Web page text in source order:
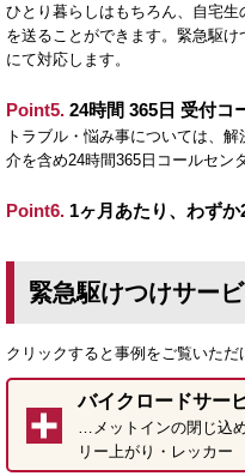
ひとり暮らしはもちろん、自宅
を送ることができます。緊急駆
にて対応します。
Point5. 24時間 365日 受付コ
トラブル・悩み事については、
介を含め24時間365日コールセン
Point6. 1ヶ月あたり、わずか
緊急駆けつけサー
クリックすると事例をご覧いただ
バイクロードサー
…メットインの閉じ込
リー上がり・レッカー